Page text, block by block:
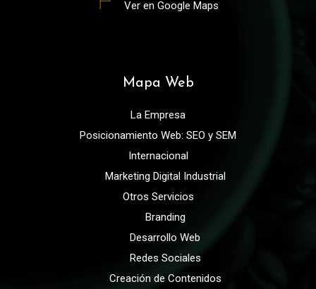
Ver en Google Maps
Mapa Web
La Empresa
Posicionamiento Web: SEO y SEM
Internacional
Marketing Digital Industrial
Otros Servicios
Branding
Desarrollo Web
Redes Sociales
Creación de Contenidos